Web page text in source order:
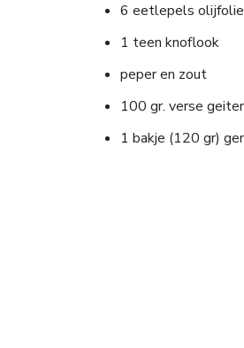
6 eetlepels olijfolie
1 teen knoflook
peper en zout
100 gr. verse
1 bakje (120 gr)